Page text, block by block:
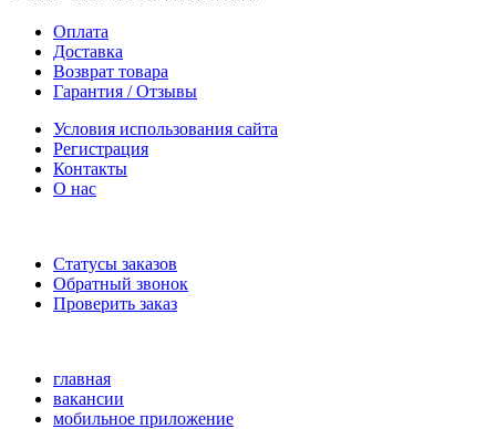
Оплата
Доставка
Возврат товара
Гарантия / Отзывы
Условия использования сайта
Регистрация
Контакты
О нас
Статусы заказов
Обратный звонок
Проверить заказ
главная
вакансии
мобильное приложение